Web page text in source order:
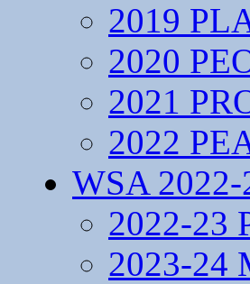
2019
2020
2021
2022
WSA 2022-
2022-23
2023-24